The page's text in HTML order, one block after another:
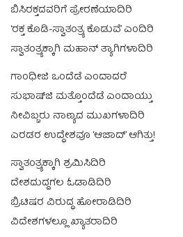
ಬಿಸಿರಕ್ತದವರಿಗೆ ಪ್ರೇರಣೆಯಾದಿರಿ
‘ರಕ್ತ ಕೊಡಿ-ಸ್ವಾತಂತ್ರ್ಯ ಕೊಡುವೆ’ ಎಂದಿರಿ
ಸ್ವಾತಂತ್ರ್ಯಕ್ಕಾಗಿ ಮಹಾನ್ ತ್ಯಾಗಿಗಳಾದಿರಿ
ಗಾಂಧೀಜಿ ಒಂದೆಡೆ ಎಂದಾದರೆ
ಸುಭಾಷ್‍ಜಿ ಮತ್ತೊಂದೆಡೆ ಎಂದಾಯ್ತು
ನೀವಿಬ್ಬರು ನಾಣ್ಯದ ಮುಖಗಳಾದಿರಿ
ಎರಡರ ಉದ್ಧೇಶವೂ ‘ಆಜಾದ್’ ಆಗಿತ್ತು!
ಸ್ವಾತಂತ್ರ್ಯಕ್ಕಾಗಿ ಶ್ರಮಿಸಿದಿರಿ
ದೇಶದುದ್ದಗಲ ಓಡಾಡಿದಿರಿ
ಬ್ರಿಟಿಷರ ವಿರುದ್ಧ ಹೋರಾಡಿದಿರಿ
ವಿದೇಶಗಳಲ್ಲೂ ಖ್ಯಾತರಾದಿರಿ